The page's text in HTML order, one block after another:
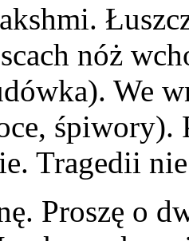
nóż
We
Tragedii
Proszę o